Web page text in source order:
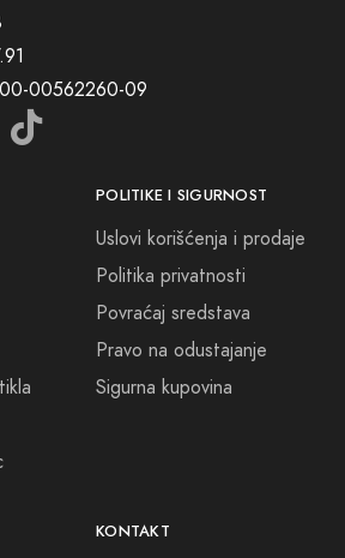
vječno.
esenciju prave ljepote i tradicije –
Rogatica krije se priča koju zajedno
gdje se svaka nota priča, svaka
00562260-09
POLITIKE I SIGURNOST
Uslovi korišćenja i prodaje
Politika privatnosti
Povraćaj sredstava
Pravo na odustajanje
Sigurna kupovina
KONTAKT